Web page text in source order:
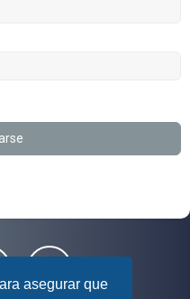
asegurar que